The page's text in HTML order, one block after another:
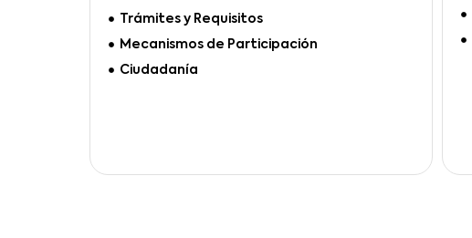
Trámites y Requisitos
Mecanismos de Participación
Ciudadanía